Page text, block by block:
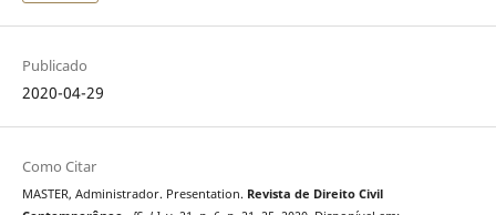
Publicado
2020-04-29
Como Citar
MASTER, Administrador. Presentation. Revista de Direito Civil